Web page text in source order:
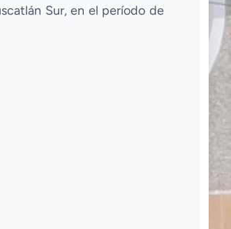
Sur, en el período de